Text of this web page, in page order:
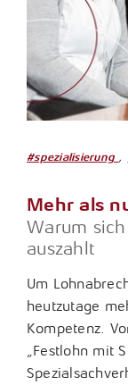
#spezialisierung ,
Mehr als
Warum
auszahlt
Um
heutzutage
Kompetenz.
„Festlohn mit